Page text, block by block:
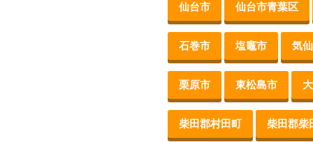
仙台市 仙台市青葉区
石巻市 塩竈市 気
栗原市 東松島市
柴田郡村田町 柴田郡柴